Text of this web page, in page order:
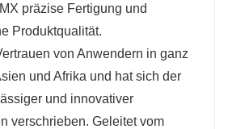
präzise Fertigung und
Produktqualität.
von Anwendern in ganz
und Afrika und hat sich der
und innovativer
verschrieben. Geleitet vom